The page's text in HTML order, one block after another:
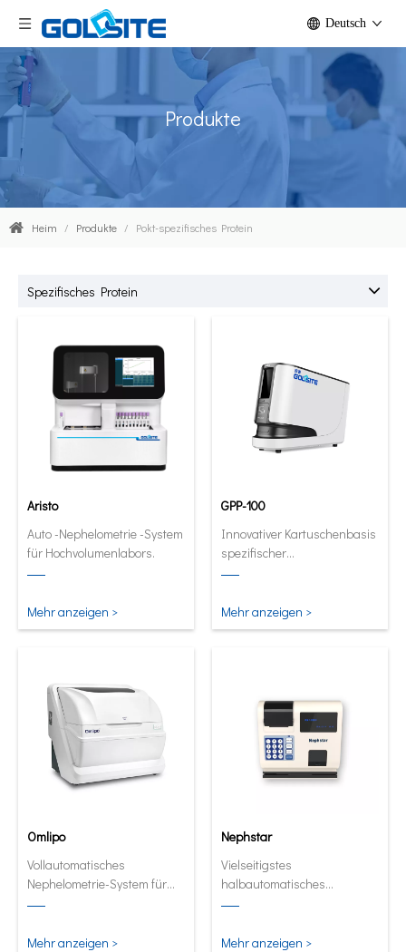
Deutsch
Produkte
Heim / Produkte / Pokt-spezifisches Protein
Spezifisches Protein
Aristo
Auto -Nephelometrie -System
für Hochvolumenlabors.
Mehr anzeigen >
GPP-100
Innovativer Kartuschenbasis
spezifischer
Proteinanalysator. Full
quantitative Analysator in
seiner kleinsten und
Mehr anzeigen >
Omlipo
Vollautomatisches
Nephelometrie-System für
Labors mit mittlerer bis hoher
Mehr anzeigen >
Nephstar
Vielseitigstes
halbautomatisches
Analysegerät für spezifische
Mehr anzeigen >